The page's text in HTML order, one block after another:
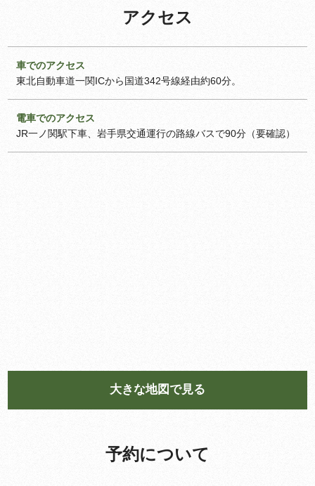
アクセス
車でのアクセス
東北自動車道一関ICから国道342号線経由約60分。
電車でのアクセス
JR一ノ関駅下車、岩手県交通運行の路線バスで90分（要確認）
大きな地図で見る
予約について